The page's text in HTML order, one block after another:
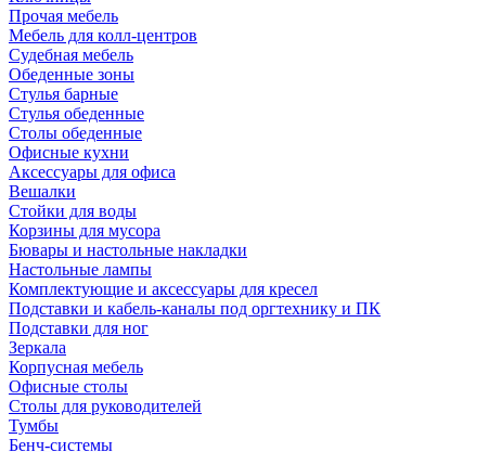
Прочая мебель
Мебель для колл-центров
Судебная мебель
Обеденные зоны
Стулья барные
Стулья обеденные
Столы обеденные
Офисные кухни
Аксессуары для офиса
Вешалки
Стойки для воды
Корзины для мусора
Бювары и настольные накладки
Настольные лампы
Комплектующие и аксессуары для кресел
Подставки и кабель-каналы под оргтехнику и ПК
Подставки для ног
Зеркала
Корпусная мебель
Офисные столы
Столы для руководителей
Тумбы
Бенч-системы